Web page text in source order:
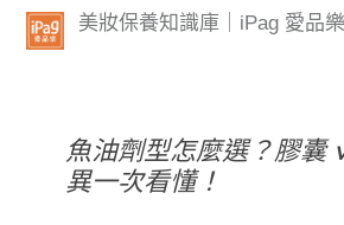
美妝保養知識庫｜iPag 愛品樂
魚油劑型怎麼選？膠囊
異一次看懂！